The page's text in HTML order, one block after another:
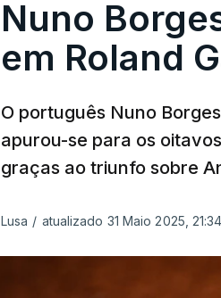
Nuno
em Roland
O português Nuno
apurou-se para os
graças ao triunfo sobre
Lusa / atualizado 31 Maio 2025, 21:34